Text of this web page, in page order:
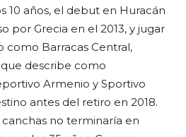
10 años, el debut en Huracán
por Grecia en el 2013, y jugar
como Barracas Central,
describe como
Armenio y Sportivo
antes del retiro en 2018.
canchas no terminaría en